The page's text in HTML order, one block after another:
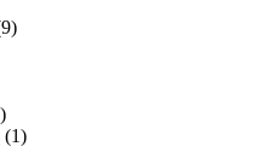
(1)